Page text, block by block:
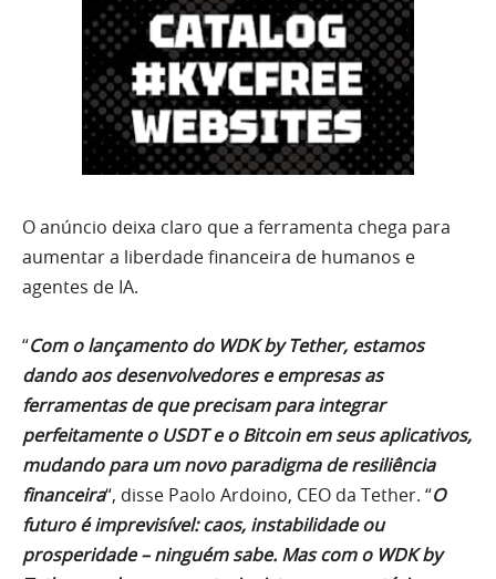
O anúncio deixa claro que a ferramenta chega para
aumentar a liberdade financeira de humanos e
agentes de IA.
“Com o lançamento do WDK by Tether, estamos
dando aos desenvolvedores e empresas as
ferramentas de que precisam para integrar
perfeitamente o USDT e o Bitcoin em seus aplicativos,
mudando para um novo paradigma de resiliência
financeira“, disse Paolo Ardoino, CEO da Tether. “O
futuro é imprevisível: caos, instabilidade ou
prosperidade – ninguém sabe. Mas com o WDK by